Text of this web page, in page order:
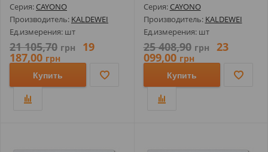
Серия: CAYONO
Производитель: KALDEWEI
Ед.измерения: шт
21 105,70 грн 19
187,00 грн
Купить
Серия: CAYONO
Производитель: KALDEWEI
Ед.измерения: шт
25 408,90 грн 23
099,00 грн
Купить